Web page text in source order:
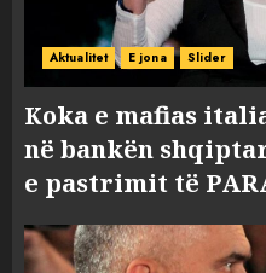
Aktualitet E jona Slider
Koka e mafias
në bankën
e pastrimit të